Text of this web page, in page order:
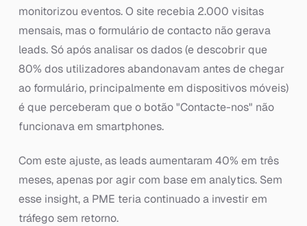
monitorizou eventos. O site recebia 2.000 visitas
mensais, mas o formulário de contacto não gerava
leads. Só após analisar os dados (e descobrir que
80% dos utilizadores abandonavam antes de chegar
ao formulário, principalmente em dispositivos móveis)
é que perceberam que o botão "Contacte-nos" não
funcionava em smartphones.
Com este ajuste, as leads aumentaram 40% em três
meses, apenas por agir com base em analytics. Sem
esse insight, a PME teria continuado a investir em
tráfego sem retorno.